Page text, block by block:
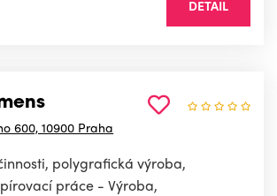
DETAIL
600, 10900 Praha
polygrafická výroba,
práce - Výroba,